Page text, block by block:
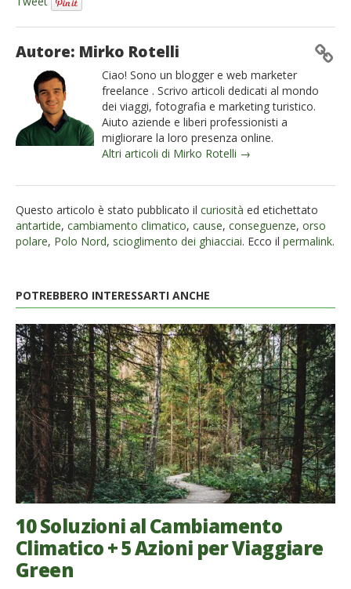
Autore: Mirko Rotelli
Ciao! Sono un blogger e web marketer
freelance . Scrivo articoli dedicati al mondo
dei viaggi, fotografia e marketing turistico.
Aiuto aziende e liberi professionisti a
migliorare la loro presenza online.
Altri articoli di Mirko Rotelli →
Questo articolo è stato pubblicato il curiosità ed etichettato
antartide, cambiamento climatico, cause, conseguenze, orso
polare, Polo Nord, scioglimento dei ghiacciai. Ecco il permalink.
POTREBBERO INTERESSARTI ANCHE
10 Soluzioni al Cambiamento
Climatico + 5 Azioni per Viaggiare
Green